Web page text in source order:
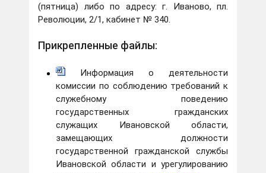
(пятница) либо по адресу: г. Иваново, пл.
Революции, 2/1, кабинет № 340.
Прикрепленные файлы:
Информация о деятельности
комиссии по соблюдению требований к
служебному поведению
государственных гражданских
служащих Ивановской области,
замещающих должности
государственной гражданской службы
Ивановской области и урегулированию